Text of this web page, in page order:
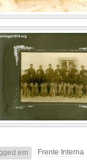
em Frente Interna